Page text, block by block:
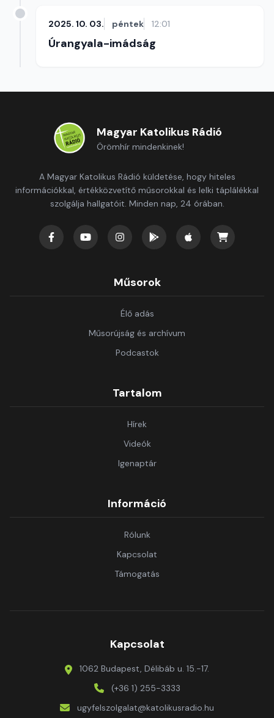
2025. 10. 03. péntek 12:01
Úrangyala-imádság
Magyar Katolikus Rádió
Örömhír mindenkinek!
A Magyar Katolikus Rádió küldetése, hogy hiteles
információkkal, értékközvetítő műsorokkal és lelki táplálékkal
szolgálja hallgatóit. Minden nap, 24 órában.
Műsorok
Élő adás
Műsorújság és archívum
Podcastok
Tartalom
Hírek
Videók
Igenaptár
Információ
Rólunk
Kapcsolat
Támogatás
Kapcsolat
1062 Budapest, Délibáb u. 15.-17.
(+36 1) 255-3333
ugyfelszolgalat@katolikusradio.hu